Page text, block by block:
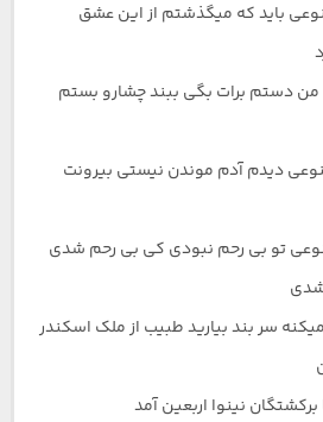
باید که میگذشتم از این عشق
دستم برات بگی ببند چشارو بستم
دیدم آدم موندن نیستی بیرونت
تو بی رحم نبودی کی بی رحم شدی
شدی
سر بند بیارید طبیب از ملک اسکندر
نینوا اربعین آمد